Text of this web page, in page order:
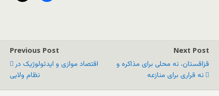
Previous Post
اقتصاد موازی و ایدئولوژیک در
نظام ولایی
Next Post
قزاقستان، نه محلی برای مذاکره‌ و
نه قراری برای منازعه